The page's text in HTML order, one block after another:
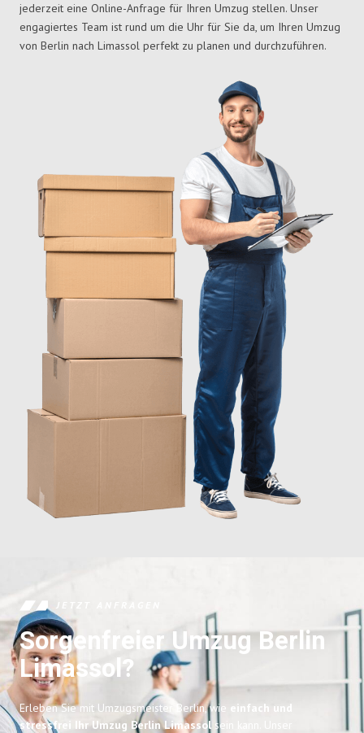
jederzeit eine Online-Anfrage für Ihren Umzug stellen. Unser
engagiertes Team ist rund um die Uhr für Sie da, um Ihren Umzug
von Berlin nach Limassol perfekt zu planen und durchzuführen.
JETZT ANFRAGEN
Sorgenfreier Umzug Berlin
Limassol?
Erleben Sie mit Umzugsmeister Berlin, wie einfach und
stressfrei Ihr Umzug Berlin Limassol sein kann. Unser